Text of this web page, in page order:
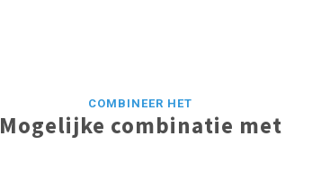
COMBINEER HET
Mogelijke combinatie met